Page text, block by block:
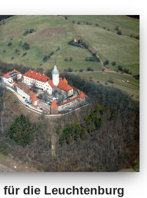
für die Leuchtenburg